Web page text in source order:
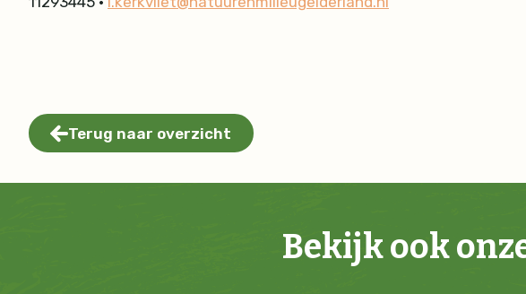
Terug naar overzicht
Bekijk ook